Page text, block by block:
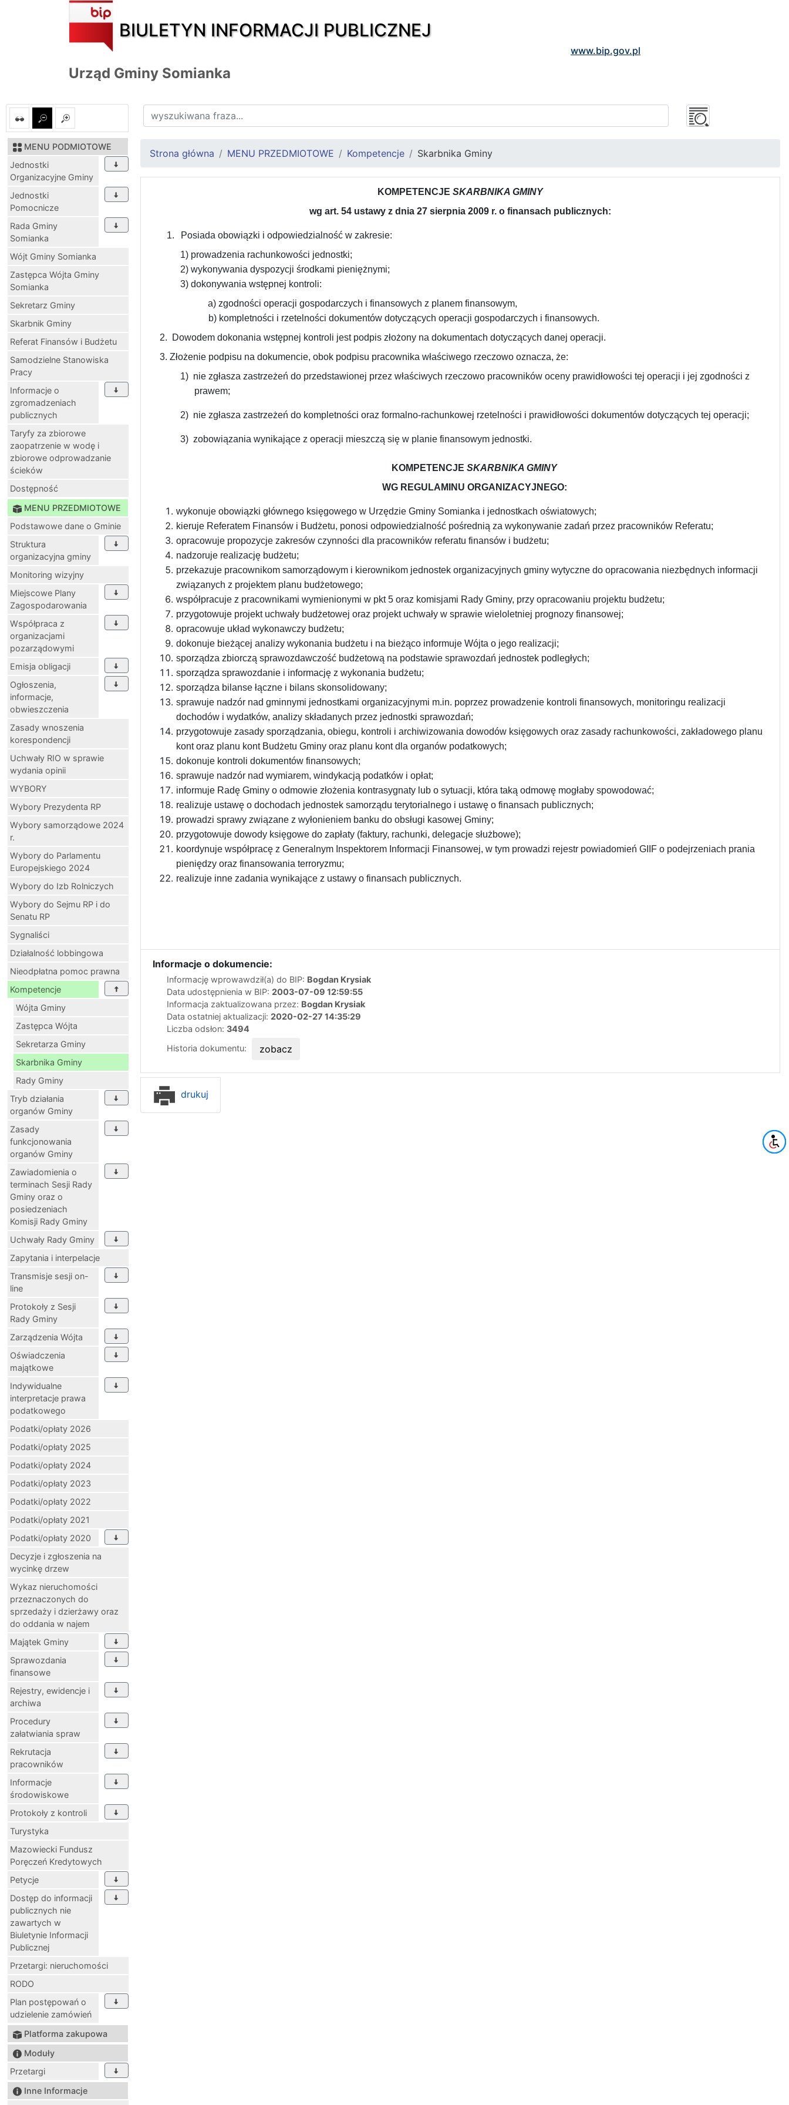
BIULETYN INFORMACJI PUBLICZNEJ
www.bip.gov.pl
Urząd Gminy Somianka
MENU PODMIOTOWE
Jednostki
Organizacyjne Gminy
Jednostki
Pomocnicze
Rada Gminy
Somianka
Wójt Gminy Somianka
Zastępca Wójta Gminy
Somianka
Sekretarz Gminy
Skarbnik Gminy
Referat Finansów i Budżetu
Samodzielne Stanowiska
Pracy
Informacje o
zgromadzeniach
publicznych
Taryfy za zbiorowe
zaopatrzenie w wodę i
zbiorowe odprowadzanie
ścieków
Dostępność
MENU PRZEDMIOTOWE
Podstawowe dane o Gminie
Struktura
organizacyjna gminy
Monitoring wizyjny
Miejscowe Plany
Zagospodarowania
Współpraca z
organizacjami
pozarządowymi
Emisja obligacji
Ogłoszenia,
informacje,
obwieszczenia
Zasady wnoszenia
korespondencji
Uchwały RIO w sprawie
wydania opinii
WYBORY
Wybory Prezydenta RP
Wybory samorządowe 2024
r.
Wybory do Parlamentu
Europejskiego 2024
Wybory do Izb Rolniczych
Wybory do Sejmu RP i do
Senatu RP
Sygnaliści
Działalność lobbingowa
Nieodpłatna pomoc prawna
Kompetencje
Wójta Gminy
Zastępca Wójta
Sekretarza Gminy
Skarbnika Gminy
Rady Gminy
Tryb działania
organów Gminy
Zasady
funkcjonowania
organów Gminy
Zawiadomienia o
terminach Sesji Rady
Gminy oraz o
posiedzeniach
Komisji Rady Gminy
Uchwały Rady Gminy
Zapytania i interpelacje
Transmisje sesji on-
line
Protokoły z Sesji
Rady Gminy
Zarządzenia Wójta
Oświadczenia
majątkowe
Indywidualne
interpretacje prawa
podatkowego
Podatki/opłaty 2026
Podatki/opłaty 2025
Podatki/opłaty 2024
Podatki/opłaty 2023
Podatki/opłaty 2022
Podatki/opłaty 2021
Podatki/opłaty 2020
Decyzje i zgłoszenia na
wycinkę drzew
Wykaz nieruchomości
przeznaczonych do
sprzedaży i dzierżawy oraz
do oddania w najem
Majątek Gminy
Sprawozdania
finansowe
Rejestry, ewidencje i
archiwa
Procedury
załatwiania spraw
Rekrutacja
pracowników
Informacje
środowiskowe
Protokoły z kontroli
Turystyka
Mazowiecki Fundusz
Poręczeń Kredytowych
Petycje
Dostęp do informacji
publicznych nie
zawartych w
Biuletynie Informacji
Publicznej
Przetargi: nieruchomości
RODO
Plan postępowań o
udzielenie zamówień
Platforma zakupowa
Moduły
Przetargi
Inne Informacje
Strona główna MENU PRZEDMIOTOWE Kompetencje Skarbnika Gminy
KOMPETENCJE SKARBNIKA GMINY
wg art. 54 ustawy z dnia 27 sierpnia 2009 r. o finansach publicznych:
1.
Posiada obowiązki i odpowiedzialność w zakresie:
1) prowadzenia rachunkowości jednostki;
2) wykonywania dyspozycji środkami pieniężnymi;
3) dokonywania wstępnej kontroli:
a) zgodności operacji gospodarczych i finansowych z planem finansowym,
b) kompletności i rzetelności dokumentów dotyczących operacji gospodarczych i finansowych.
2. Dowodem dokonania wstępnej kontroli jest podpis złożony na dokumentach dotyczących danej operacji.
3. Złożenie podpisu na dokumencie, obok podpisu pracownika właściwego rzeczowo oznacza, że:
1) nie zgłasza zastrzeżeń do przedstawionej przez właściwych rzeczowo pracowników oceny prawidłowości tej operacji i jej zgodności z
prawem;
2) nie zgłasza zastrzeżeń do kompletności oraz formalno-rachunkowej rzetelności i prawidłowości dokumentów dotyczących tej operacji;
3) zobowiązania wynikające z operacji mieszczą się w planie finansowym jednostki.
KOMPETENCJE SKARBNIKA GMINY
WG REGULAMINU ORGANIZACYJNEGO:
wykonuje obowiązki głównego księgowego w Urzędzie Gminy Somianka i jednostkach oświatowych;
kieruje Referatem Finansów i Budżetu, ponosi odpowiedzialność pośrednią za wykonywanie zadań przez pracowników Referatu;
opracowuje propozycje zakresów czynności dla pracowników referatu finansów i budżetu;
nadzoruje realizację budżetu;
przekazuje pracownikom samorządowym i kierownikom jednostek organizacyjnych gminy wytyczne do opracowania niezbędnych informacji
związanych z projektem planu budżetowego;
współpracuje z pracownikami wymienionymi w pkt 5 oraz komisjami Rady Gminy, przy opracowaniu projektu budżetu;
przygotowuje projekt uchwały budżetowej oraz projekt uchwały w sprawie wieloletniej prognozy finansowej;
opracowuje układ wykonawczy budżetu;
dokonuje bieżącej analizy wykonania budżetu i na bieżąco informuje Wójta o jego realizacji;
sporządza zbiorczą sprawozdawczość budżetową na podstawie sprawozdań jednostek podległych;
sporządza sprawozdanie i informację z wykonania budżetu;
sporządza bilanse łączne i bilans skonsolidowany;
sprawuje nadzór nad gminnymi jednostkami organizacyjnymi m.in. poprzez prowadzenie kontroli finansowych, monitoringu realizacji
dochodów i wydatków, analizy składanych przez jednostki sprawozdań;
przygotowuje zasady sporządzania, obiegu, kontroli i archiwizowania dowodów księgowych oraz zasady rachunkowości, zakładowego planu
kont oraz planu kont Budżetu Gminy oraz planu kont dla organów podatkowych;
dokonuje kontroli dokumentów finansowych;
sprawuje nadzór nad wymiarem, windykacją podatków i opłat;
informuje Radę Gminy o odmowie złożenia kontrasygnaty lub o sytuacji, która taką odmowę mogłaby spowodować;
realizuje ustawę o dochodach jednostek samorządu terytorialnego i ustawę o finansach publicznych;
prowadzi sprawy związane z wyłonieniem banku do obsługi kasowej Gminy;
przygotowuje dowody księgowe do zapłaty (faktury, rachunki, delegacje służbowe);
koordynuje współpracę z Generalnym Inspektorem Informacji Finansowej, w tym prowadzi rejestr powiadomień GIIF o podejrzeniach prania
pieniędzy oraz finansowania terroryzmu;
realizuje inne zadania wynikające z ustawy o finansach publicznych.
Informacje o dokumencie:
Informację wprowawdził(a) do BIP: Bogdan Krysiak
Data udostępnienia w BIP: 2003-07-09 12:59:55
Informacja zaktualizowana przez: Bogdan Krysiak
Data ostatniej aktualizacji: 2020-02-27 14:35:29
Liczba odsłon: 3494
Historia dokumentu:
zobacz
drukuj